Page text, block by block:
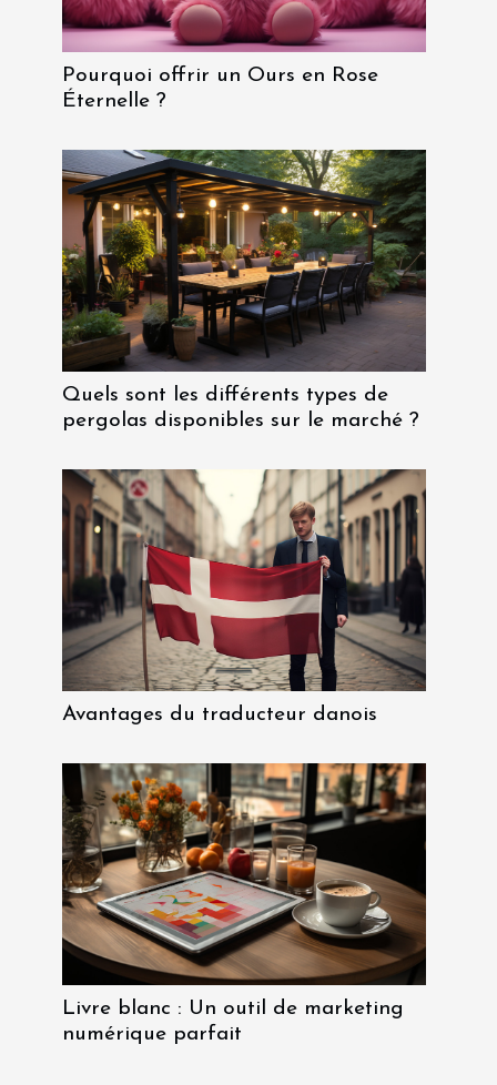
Pourquoi offrir un Ours en Rose
Éternelle ?
Quels sont les différents types de
pergolas disponibles sur le marché ?
Avantages du traducteur danois
Livre blanc : Un outil de marketing
numérique parfait